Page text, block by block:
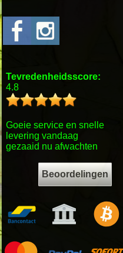
Tevredenheidsscore:
4.8
Goeie service en snelle
levering vandaag
gezaaid nu afwachten
Beoordelingen